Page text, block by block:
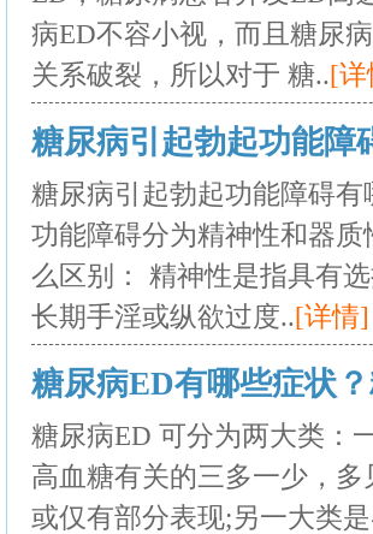
病ED不容小视，而且糖尿
关系破裂，所以对于 糖..[详
糖尿病引起勃起功能障
糖尿病引起勃起功能障碍
功能障碍分为精神性和器
么区别： 精神性是指具有
长期手淫或纵欲过度..[详情]
糖尿病ED有哪些症状
糖尿病ED 可分为两大类：
高血糖有关的三多一少，
或仅有部分表现;另一大类